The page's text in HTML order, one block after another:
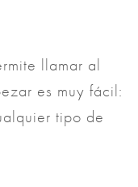
llamar al
es muy fácil:
tipo de